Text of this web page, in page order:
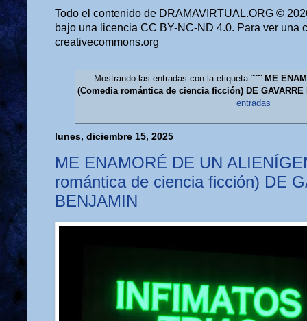
Todo el contenido de DRAMAVIRTUAL.ORG ©
bajo una licencia CC BY-NC-ND 4.0. Para ver una
creativecommons.org
Mostrando las entradas con la etiqueta ¨¨¨¨ ME
(Comedia romántica de ciencia ficción) DE GAVARRE
entradas
lunes, diciembre 15, 2025
ME ENAMORÉ DE UN
romántica de ciencia ficción) DE
BENJAMIN